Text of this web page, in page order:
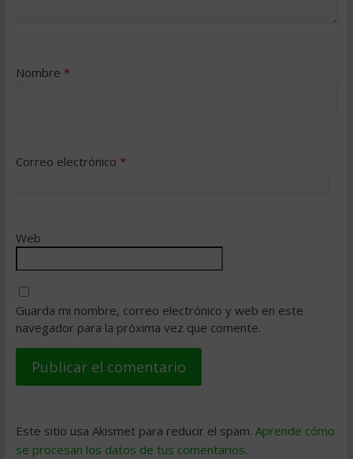
Nombre *
Correo electrónico *
Web
Guarda mi nombre, correo electrónico y web en este
navegador para la próxima vez que comente.
Este sitio usa Akismet para reducir el spam. Aprende cómo
se procesan los datos de tus comentarios.